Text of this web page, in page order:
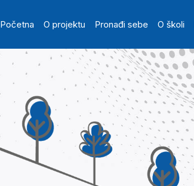
Main
Početna O projektu Pronađi sebe O školi